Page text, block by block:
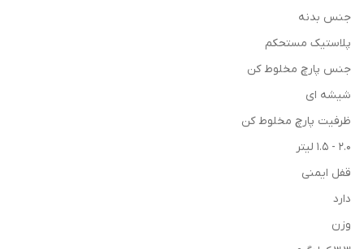
جنس بدنه
پلاستیک مستحکم
جنس پارچ مخلوط کن
شیشه ای
ظرفیت پارچ مخلوط کن
2.0 - 1.5 لیتر
قفل ایمنی
دارد
وزن